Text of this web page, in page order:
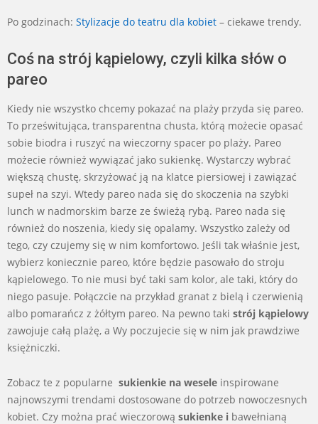
Po godzinach: Stylizacje do teatru dla kobiet – ciekawe trendy.
Coś na strój kąpielowy, czyli kilka słów o
pareo
Kiedy nie wszystko chcemy pokazać na plaży przyda się pareo.
To prześwitująca, transparentna chusta, którą możecie opasać
sobie biodra i ruszyć na wieczorny spacer po plaży. Pareo
możecie również wywiązać jako sukienkę. Wystarczy wybrać
większą chustę, skrzyżować ją na klatce piersiowej i zawiązać
supeł na szyi. Wtedy pareo nada się do skoczenia na szybki
lunch w nadmorskim barze ze świeżą rybą. Pareo nada się
również do noszenia, kiedy się opalamy. Wszystko zależy od
tego, czy czujemy się w nim komfortowo. Jeśli tak właśnie jest,
wybierz koniecznie pareo, które będzie pasowało do stroju
kąpielowego. To nie musi być taki sam kolor, ale taki, który do
niego pasuje. Połączcie na przykład granat z bielą i czerwienią
albo pomarańcz z żółtym pareo. Na pewno taki strój kąpielowy
zawojuje całą plażę, a Wy poczujecie się w nim jak prawdziwe
księżniczki.
Zobacz te z popularne sukienkie na wesele inspirowane
najnowszymi trendami dostosowane do potrzeb nowoczesnych
kobiet. Czy można prać wieczorową sukienke i bawełnianą